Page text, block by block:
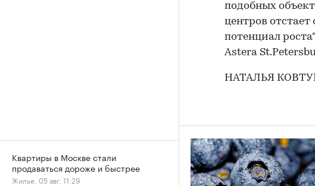
подобных
центров
потенциал
Astera
НАТАЛЬЯ
Квартиры в Москве стали
продаваться дороже и быстрее
Жилье, 05 авг, 11:29